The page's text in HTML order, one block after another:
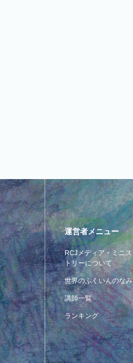
運営者メニュー
RCJメディア・ミニス
トリーについて
世界のふくいんのなみ
講師一覧
ランキング